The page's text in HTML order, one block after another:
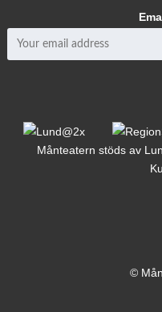
Månteatern stöds av
©